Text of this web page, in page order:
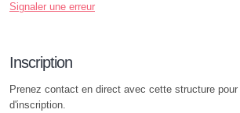
Signaler une erreur
Inscription
Prenez contact en direct avec cette structure
d'inscription.